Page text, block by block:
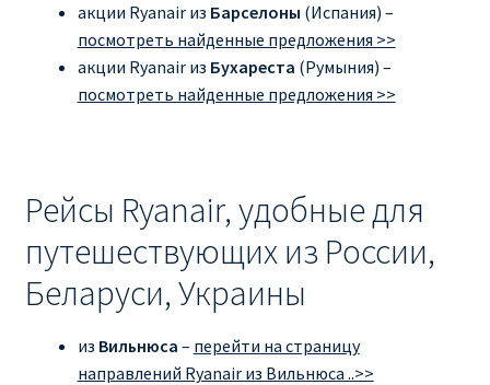
акции Ryanair из Барселоны (Испания) –
посмотреть найденные предложения >>
акции Ryanair из Бухареста (Румыния) –
посмотреть найденные предложения >>
Рейсы Ryanair, удобные для
путешествующих из России,
Беларуси, Украины
из Вильнюса – перейти на страницу
направлений Ryanair из Вильнюса ..>>